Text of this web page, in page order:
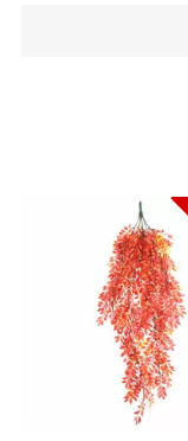
taktiež výber
interiéru.
zákazníkov
produktov od
stali pre
najobľúbenejšou